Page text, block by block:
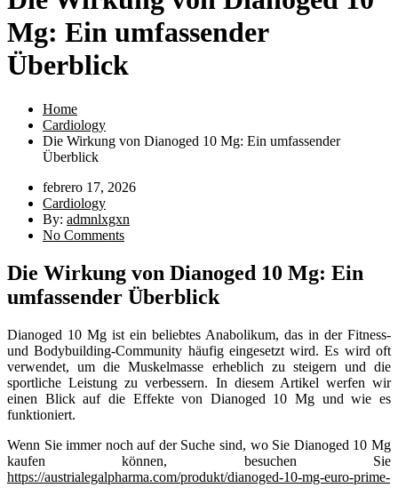
Mg: Ein umfassender
Überblick
Home
Cardiology
Die Wirkung von Dianoged 10 Mg: Ein umfassender
Überblick
febrero 17, 2026
Cardiology
By: admnlxgxn
No Comments
Die Wirkung von Dianoged 10 Mg: Ein
umfassender Überblick
Dianoged 10 Mg ist ein beliebtes Anabolikum, das in der Fitness-
und Bodybuilding-Community häufig eingesetzt wird. Es wird oft
verwendet, um die Muskelmasse erheblich zu steigern und die
sportliche Leistung zu verbessern. In diesem Artikel werfen wir
einen Blick auf die Effekte von Dianoged 10 Mg und wie es
funktioniert.
Wenn Sie immer noch auf der Suche sind, wo Sie Dianoged 10 Mg
kaufen können, besuchen Sie
https://austrialegalpharma.com/produkt/dianoged-10-mg-euro-prime-